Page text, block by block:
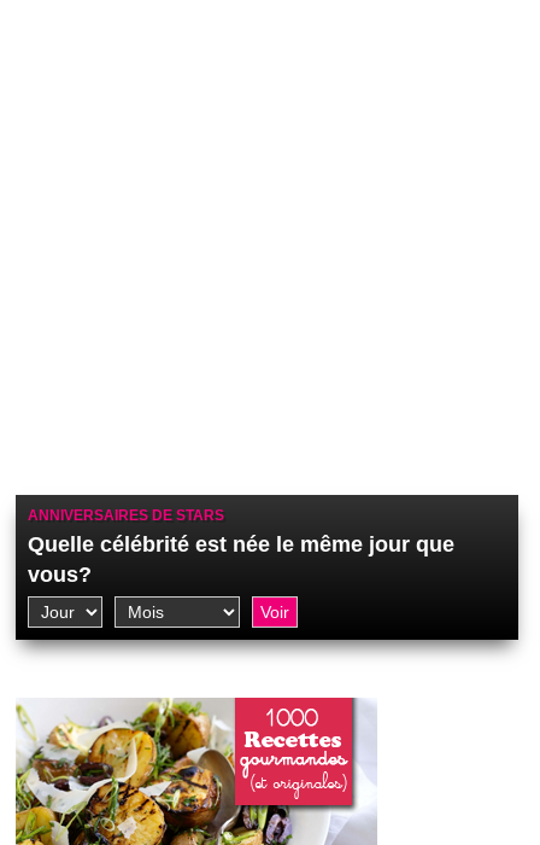
ANNIVERSAIRES DE STARS
Quelle célébrité est née le même jour que
vous?